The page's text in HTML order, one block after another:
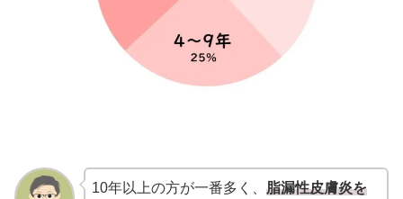
10年以上の方が一番多く、 脂漏性皮膚炎を